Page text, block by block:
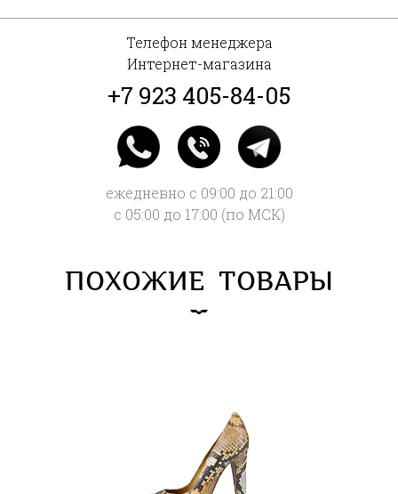
Телефон менеджера
Интернет-магазина
+7 923 405-84-05
ежедневно с 09:00 до 21:00
с 05:00 до 17:00 (по МСК)
ПОХОЖИЕ ТОВАРЫ